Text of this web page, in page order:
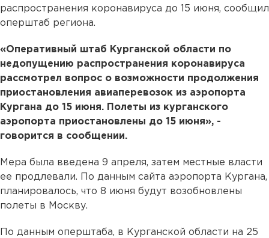
распространения коронавируса до 15 июня, сообщил
оперштаб региона.
«Оперативный штаб Курганской области по
недопущению распространения коронавируса
рассмотрел вопрос о возможности продолжения
приостановления авиаперевозок из аэропорта
Кургана до 15 июня. Полеты из курганского
аэропорта приостановлены до 15 июня», -
говорится в сообщении.
Мера была введена 9 апреля, затем местные власти
ее продлевали. По данным сайта аэропорта Кургана,
планировалось, что 8 июня будут возобновлены
полеты в Москву.
По данным оперштаба, в Курганской области на 25